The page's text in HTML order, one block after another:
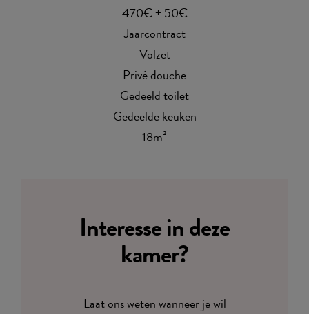
470€ + 50€
Jaarcontract
Volzet
Privé douche
Gedeeld toilet
Gedeelde keuken
18m²
Interesse in deze
kamer?
Laat ons weten wanneer je wil